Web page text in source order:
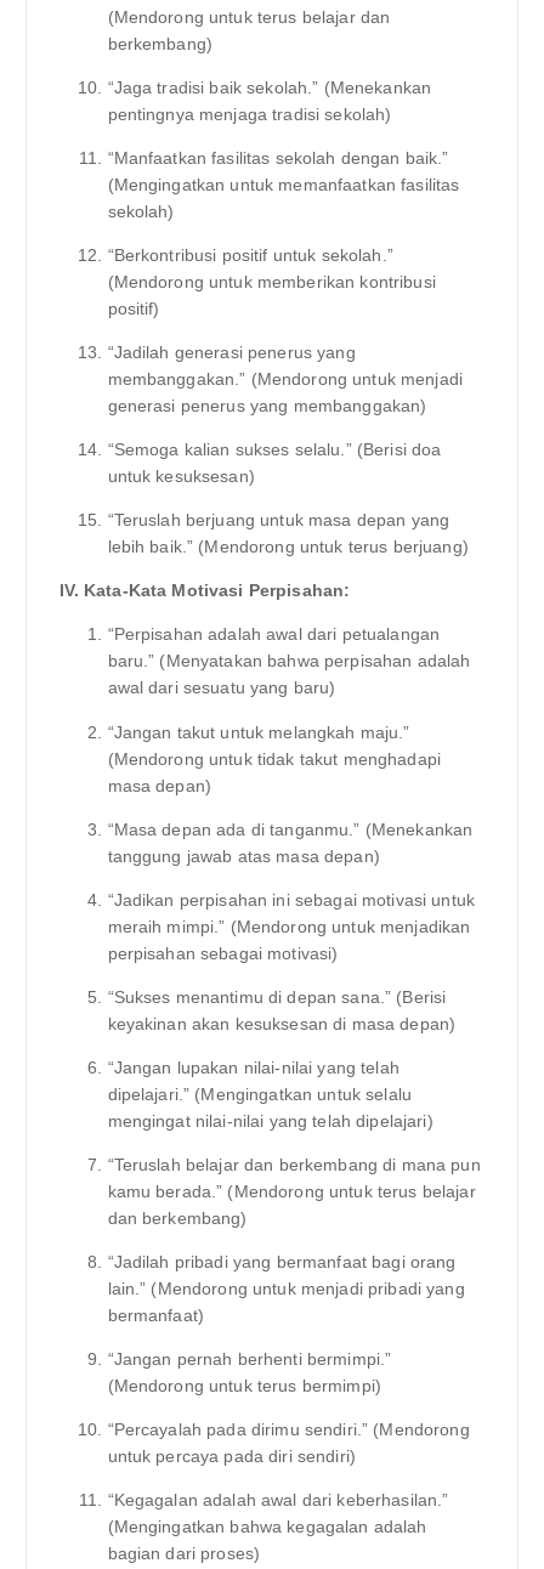
(Mendorong untuk terus belajar dan
berkembang)
“Jaga tradisi baik sekolah.” (Menekankan
pentingnya menjaga tradisi sekolah)
“Manfaatkan fasilitas sekolah dengan baik.”
(Mengingatkan untuk memanfaatkan fasilitas
sekolah)
“Berkontribusi positif untuk sekolah.”
(Mendorong untuk memberikan kontribusi
positif)
“Jadilah generasi penerus yang
membanggakan.” (Mendorong untuk menjadi
generasi penerus yang membanggakan)
“Semoga kalian sukses selalu.” (Berisi doa
untuk kesuksesan)
“Teruslah berjuang untuk masa depan yang
lebih baik.” (Mendorong untuk terus berjuang)
IV. Kata-Kata Motivasi Perpisahan:
“Perpisahan adalah awal dari petualangan
baru.” (Menyatakan bahwa perpisahan adalah
awal dari sesuatu yang baru)
“Jangan takut untuk melangkah maju.”
(Mendorong untuk tidak takut menghadapi
masa depan)
“Masa depan ada di tanganmu.” (Menekankan
tanggung jawab atas masa depan)
“Jadikan perpisahan ini sebagai motivasi untuk
meraih mimpi.” (Mendorong untuk menjadikan
perpisahan sebagai motivasi)
“Sukses menantimu di depan sana.” (Berisi
keyakinan akan kesuksesan di masa depan)
“Jangan lupakan nilai-nilai yang telah
dipelajari.” (Mengingatkan untuk selalu
mengingat nilai-nilai yang telah dipelajari)
“Teruslah belajar dan berkembang di mana pun
kamu berada.” (Mendorong untuk terus belajar
dan berkembang)
“Jadilah pribadi yang bermanfaat bagi orang
lain.” (Mendorong untuk menjadi pribadi yang
bermanfaat)
“Jangan pernah berhenti bermimpi.”
(Mendorong untuk terus bermimpi)
“Percayalah pada dirimu sendiri.” (Mendorong
untuk percaya pada diri sendiri)
“Kegagalan adalah awal dari keberhasilan.”
(Mengingatkan bahwa kegagalan adalah
bagian dari proses)